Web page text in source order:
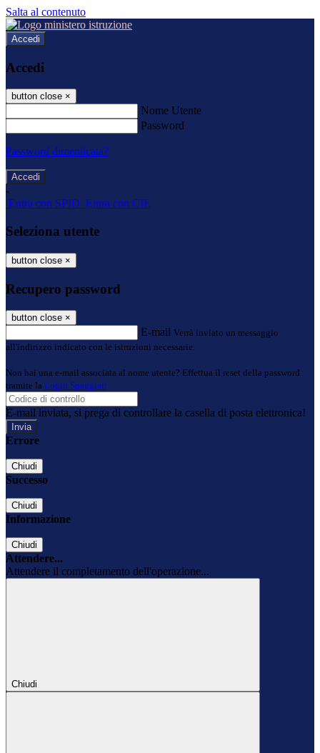
Salta al contenuto
Accedi
Accedi
button close ×
Nome Utente
Password
Password dimenticata?
-
Entra con SPID Entra con CIE
Seleziona utente
button close ×
Recupero password
button close ×
E-mail Verrà inviato un messaggio
all'indirizzo indicato con le istruzioni necessarie.
Non hai una e-mail associata al nome utente? Effettua il reset della password
tramite la Login Spaggiari
E-mail inviata, si prega di controllare la casella di posta elettronica!
Errore
Chiudi
Successo
Chiudi
Informazione
Chiudi
Attendere...
Attendere il completamento dell'operazione...
Chiudi